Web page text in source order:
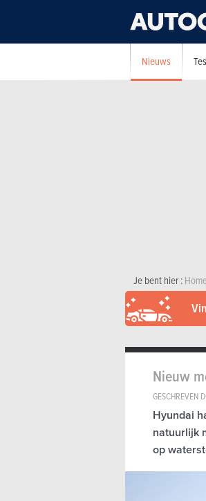
Nieuws
Je bent hier :
Nieuw
GESCHREVEN
Hyundai
natuurlijk
op